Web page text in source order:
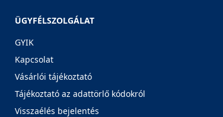
ÜGYFÉLSZOLGÁLAT
GYIK
Kapcsolat
Vásárlói tájékoztató
Tájékoztató az adattörlő kódokról
Visszaélés bejelentés